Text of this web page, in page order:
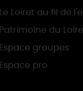
Le Loiret au fil de
Patrimoine du
Espace groupes
Espace pro